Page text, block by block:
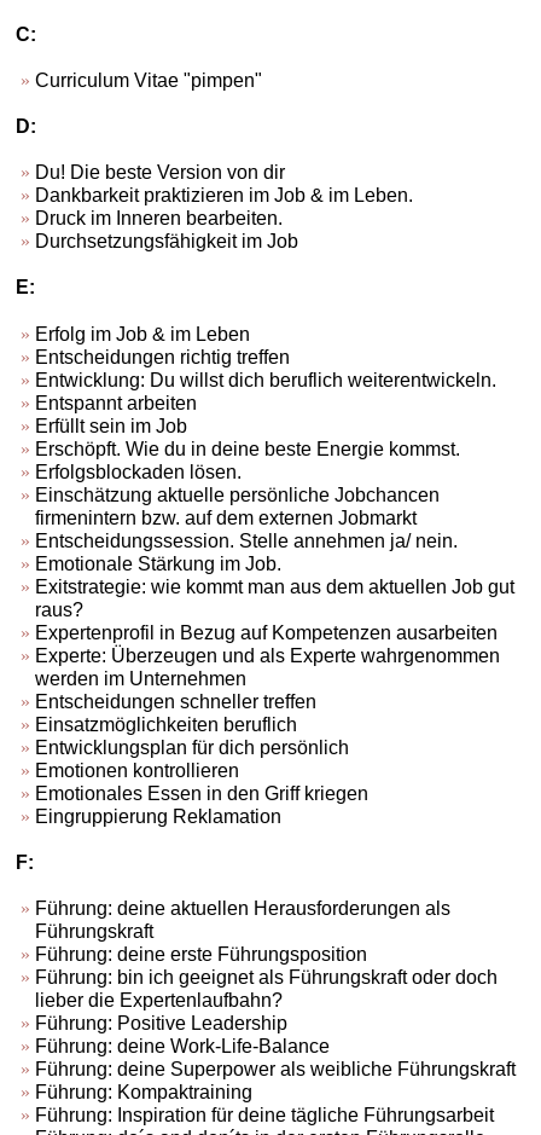
C:
Curriculum Vitae "pimpen"
D:
Du! Die beste Version von dir
Dankbarkeit praktizieren im Job & im Leben.
Druck im Inneren bearbeiten.
Durchsetzungsfähigkeit im Job
E:
Erfolg im Job & im Leben
Entscheidungen richtig treffen
Entwicklung: Du willst dich beruflich weiterentwickeln.
Entspannt arbeiten
Erfüllt sein im Job
Erschöpft. Wie du in deine beste Energie kommst.
Erfolgsblockaden lösen.
Einschätzung aktuelle persönliche Jobchancen
firmenintern bzw. auf dem externen Jobmarkt
Entscheidungssession. Stelle annehmen ja/ nein.
Emotionale Stärkung im Job.
Exitstrategie: wie kommt man aus dem aktuellen Job gut
raus?
Expertenprofil in Bezug auf Kompetenzen ausarbeiten
Experte: Überzeugen und als Experte wahrgenommen
werden im Unternehmen
Entscheidungen schneller treffen
Einsatzmöglichkeiten beruflich
Entwicklungsplan für dich persönlich
Emotionen kontrollieren
Emotionales Essen in den Griff kriegen
Eingruppierung Reklamation
F:
Führung: deine aktuellen Herausforderungen als
Führungskraft
Führung: deine erste Führungsposition
Führung: bin ich geeignet als Führungskraft oder doch
lieber die Expertenlaufbahn?
Führung: Positive Leadership
Führung: deine Work-Life-Balance
Führung: deine Superpower als weibliche Führungskraft
Führung: Kompaktraining
Führung: Inspiration für deine tägliche Führungsarbeit